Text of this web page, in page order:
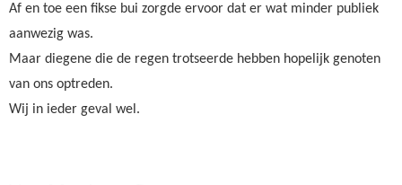
Af en toe een fikse bui zorgde ervoor dat er wat minder publiek
aanwezig was.
Maar diegene die de regen trotseerde hebben hopelijk genoten
van ons optreden.
Wij in ieder geval wel.